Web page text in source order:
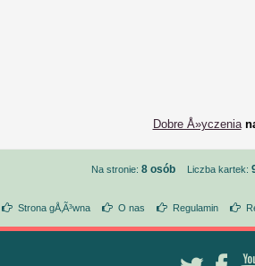
Dobre Å»yczenia
Na stronie: 8 osób Liczba kartek:
Strona gÅ‚Ã³wna O nas Regulamin